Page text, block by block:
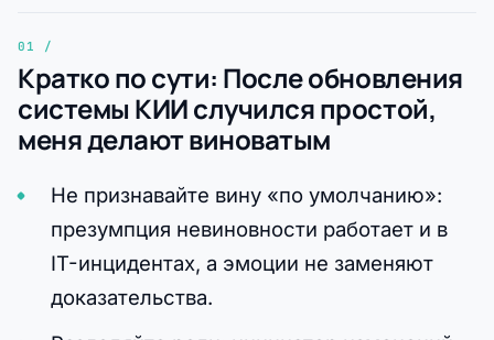
Кратко по сути: После обновления
системы КИИ случился простой,
меня делают виноватым
Не признавайте вину «по умолчанию»:
презумпция невиновности работает и в
IT-инцидентах, а эмоции не заменяют
доказательства.